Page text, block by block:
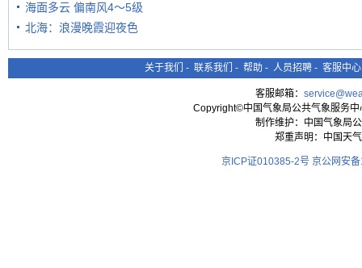
海面多云 偏南风4～5级
北海：浪漫晚霞迎夜色
关于我们 - 联系我们 - 帮助 - 人员招聘 - 客服中心
客服邮箱：
Copyright©中国气象局公共气象服务
制作维护：中国气象局
郑重声明：中国天
京ICP证010385-2号 京公网安